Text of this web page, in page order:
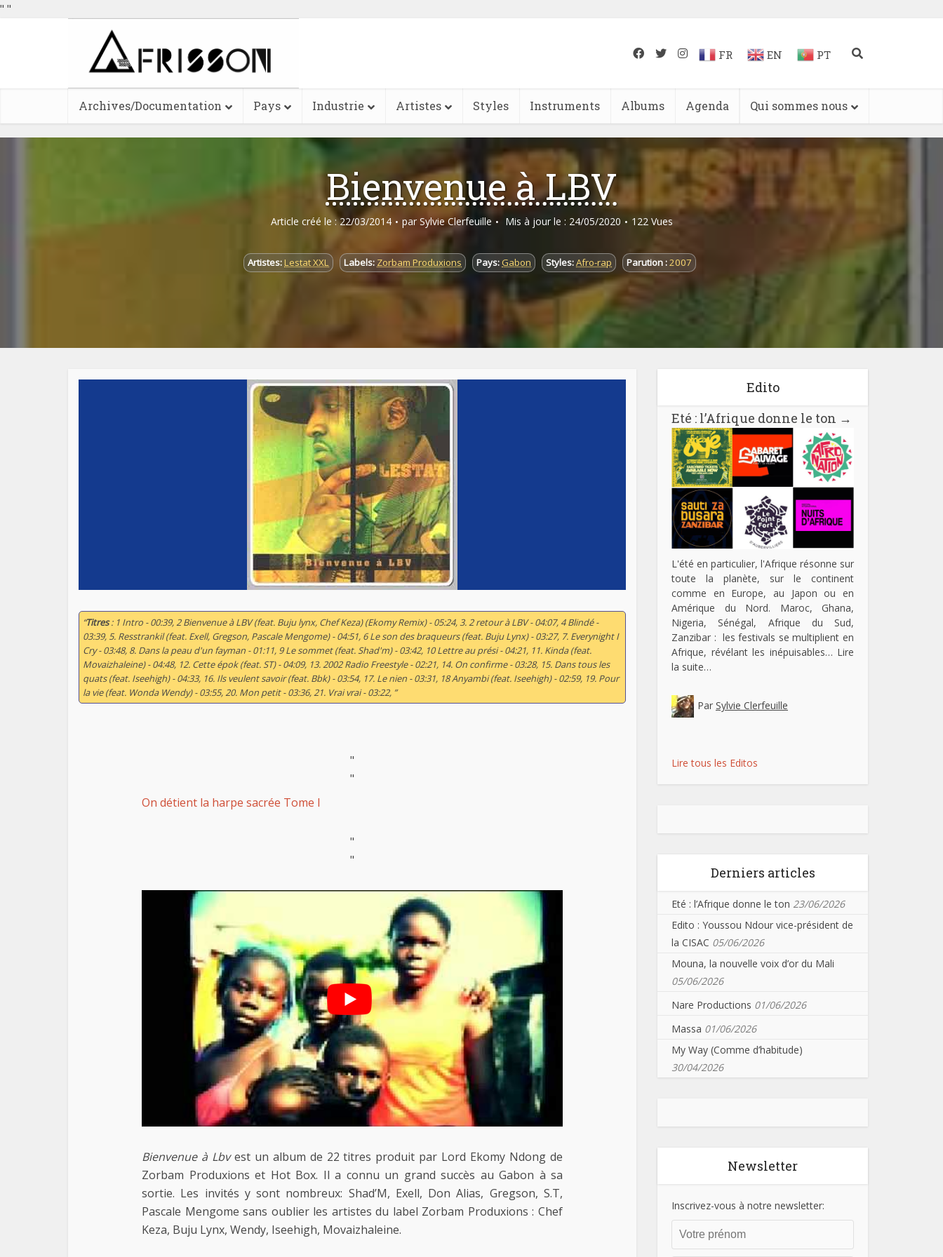
" "
FR EN PT
Archives/Documentation Pays Industrie Artistes Styles Instruments Albums Agenda Qui sommes nous
Bienvenue à LBV
Article créé le : 22/03/2014 par Sylvie Clerfeuille Mis à jour le : 24/05/2020 122 Vues
Artistes: Lestat XXL Labels: Zorbam Produxions Pays:Gabon Styles:Afro-rap Parution :2007
“Titres: 1 Intro - 00:39, 2 Bienvenue à LBV (feat. Buju lynx, Chef Keza) (Ekomy Remix) - 05:24, 3. 2 retour à LBV - 04:07, 4 Blindé -
03:39, 5. Resstrankil (feat. Exell, Gregson, Pascale Mengome) - 04:51, 6 Le son des braqueurs (feat. Buju Lynx) - 03:27, 7. Everynight I
Cry - 03:48, 8. Dans la peau d'un fayman - 01:11, 9 Le sommet (feat. Shad'm) - 03:42, 10 Lettre au prési - 04:21, 11. Kinda (feat.
Movaizhaleine) - 04:48, 12. Cette épok (feat. ST) - 04:09, 13. 2002 Radio Freestyle - 02:21, 14. On confirme - 03:28, 15. Dans tous les
quats (feat. Iseehigh) - 04:33, 16. Ils veulent savoir (feat. Bbk) - 03:54, 17. Le nien - 03:31, 18 Anyambi (feat. Iseehigh) - 02:59, 19. Pour
la vie (feat. Wonda Wendy) - 03:55, 20. Mon petit - 03:36, 21. Vrai vrai - 03:22, ”
"
"
On détient la harpe sacrée Tome I
"
"
Bienvenue à Lbvest un album de 22 titres produit par Lord Ekomy Ndong de
Zorbam Produxions et Hot Box. Il a connu un grand succès au Gabon à sa
sortie. Les invités y sont nombreux: Shad’M, Exell, Don Alias, Gregson, S.T,
Pascale Mengome sans oublier les artistes du label Zorbam Produxions : Chef
Keza, Buju Lynx, Wendy, Iseehigh, Movaizhaleine.
Edito
Eté : l’Afrique donne le ton →
L'été en particulier, l'Afrique résonne sur
toute la planète, sur le continent
comme en Europe, au Japon ou en
Amérique du Nord. Maroc, Ghana,
Nigeria, Sénégal, Afrique du Sud,
Zanzibar : les festivals se multiplient en
Afrique, révélant les inépuisables… Lire
la suite…
Par Sylvie Clerfeuille
Lire tous les Editos
Derniers articles
Eté : l’Afrique donne le ton 23/06/2026
Edito : Youssou Ndour vice-président de
la CISAC 05/06/2026
Mouna, la nouvelle voix d’or du Mali
05/06/2026
Nare Productions 01/06/2026
Massa 01/06/2026
My Way (Comme d’habitude)
30/04/2026
Newsletter
Inscrivez-vous à notre newsletter: